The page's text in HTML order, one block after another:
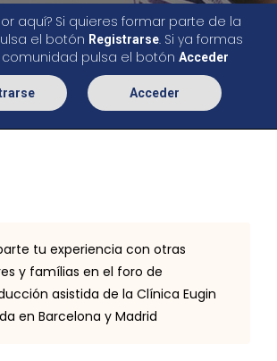
aquí? Si quieres formar parte de la
el botón Registrarse. Si ya formas
pulsa el botón Acceder
Acceder
tu experiencia con otras
y famílias en el foro de
asistida de la Clínica Eugin
en Barcelona y Madrid